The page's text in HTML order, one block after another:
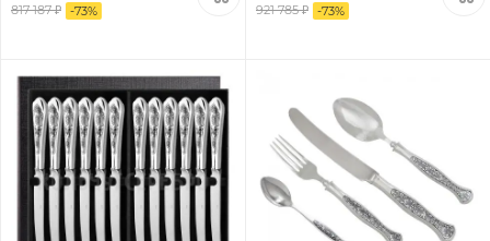
817 187 ₽ -73% 921 785 ₽ -73%